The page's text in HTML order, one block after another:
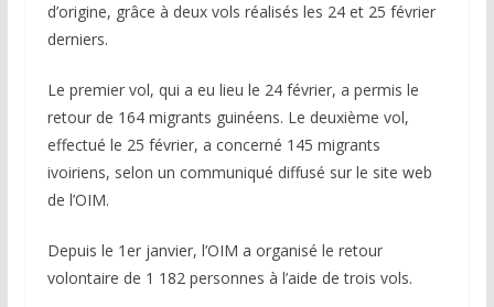
d’origine, grâce à deux vols réalisés les 24 et 25 février
derniers.
Le premier vol, qui a eu lieu le 24 février, a permis le
retour de 164 migrants guinéens. Le deuxième vol,
effectué le 25 février, a concerné 145 migrants
ivoiriens, selon un communiqué diffusé sur le site web
de l’OIM.
Depuis le 1er janvier, l’OIM a organisé le retour
volontaire de 1 182 personnes à l’aide de trois vols.